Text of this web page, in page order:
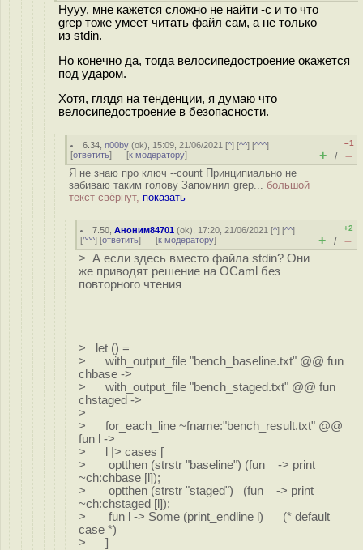
Нууу, мне кажется сложно не найти -c и то что
grep тоже умеет читать файл сам, а не только
из stdin.
Но конечно да, тогда велосипедостроение окажется
под ударом.
Хотя, глядя на тенденции, я думаю что
велосипедостроение в безопасности.
6.34 ,n00by (ok), 15:09, 21/06/2021 [^] [^^] [^^^]
[ответить] [к модератору]
–1
+ / –
Я не знаю про ключ --count Принципиально не
забиваю таким голову Запомнил grep... большой
текст свёрнут, показать
7.50 ,Аноним84701 (ok), 17:20, 21/06/2021 [^] [^^]
[^^^] [ответить] [к модератору]
+2
+ / –
> А если здесь вместо файла stdin? Они
же приводят решение на OCaml без
повторного чтения
> let () =
> with_output_file "bench_baseline.txt" @@ fun
chbase ->
> with_output_file "bench_staged.txt" @@ fun
chstaged ->
>
> for_each_line ~fname:"bench_result.txt" @@
fun l ->
> l |> cases [
> optthen (strstr "baseline") (fun _ -> print
~ch:chbase [l]);
> optthen (strstr "staged") (fun _ -> print
~ch:chstaged [l]);
> fun l -> Some (print_endline l) (* default
case *)
> ]